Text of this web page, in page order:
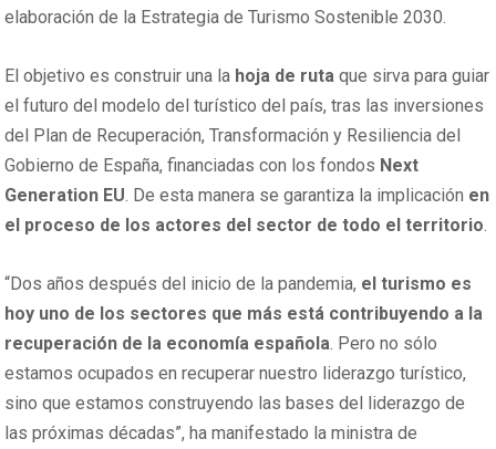
elaboración de la Estrategia de Turismo Sostenible 2030.
El objetivo es construir una la hoja de rutaque sirva para guiar
el futuro del modelo del turístico del país, tras las inversiones
del Plan de Recuperación, Transformación y Resiliencia del
Gobierno de España, financiadas con los fondos Next
Generation EU. De esta manera se garantiza la implicación en
el proceso de los actores del sector de todo el territorio.
“Dos años después del inicio de la pandemia, el turismo es
hoy uno de los sectores que más está contribuyendo a la
recuperación de la economía española. Pero no sólo
estamos ocupados en recuperar nuestro liderazgo turístico,
sino que estamos construyendo las bases del liderazgo de
las próximas décadas”, ha manifestado la ministra de